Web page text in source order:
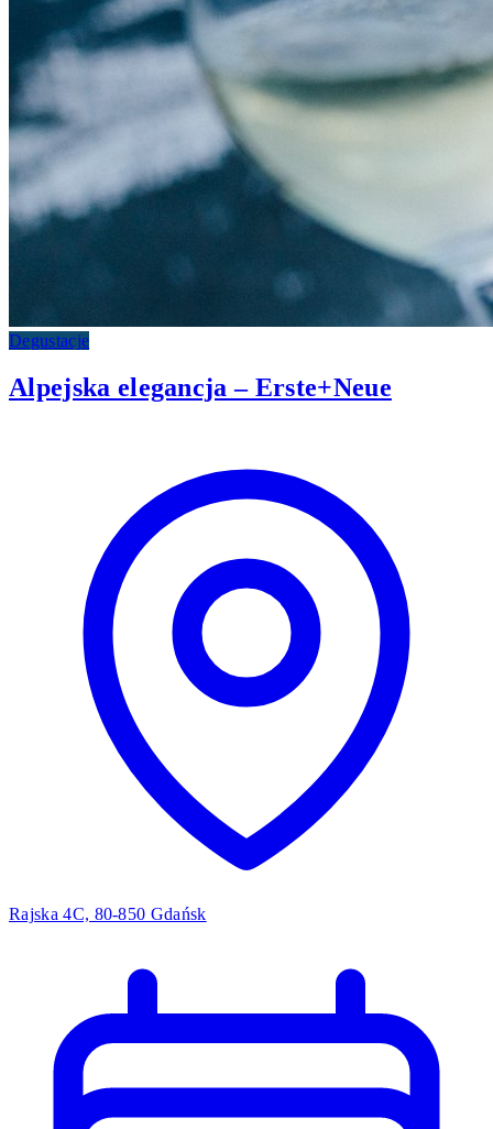
Degustacje
Alpejska elegancja – Erste+Neue
Rajska 4C, 80-850 Gdańsk